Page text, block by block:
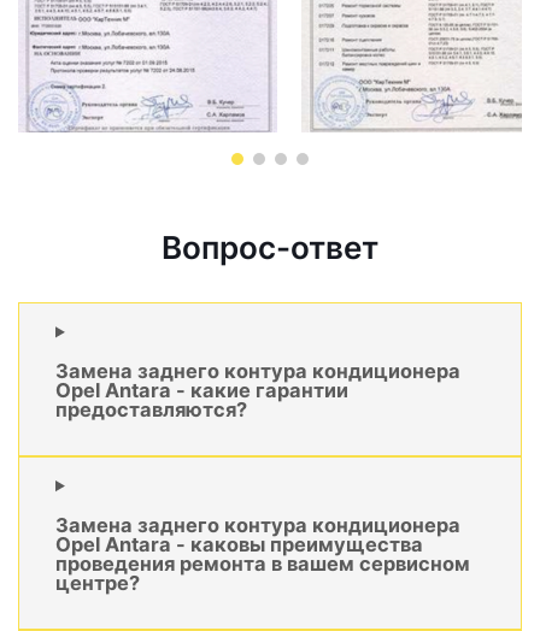
Вопрос-ответ
Замена заднего контура кондиционера
Opel Antara - какие гарантии
предоставляются?
Замена заднего контура кондиционера
Opel Antara - каковы преимущества
проведения ремонта в вашем сервисном
центре?